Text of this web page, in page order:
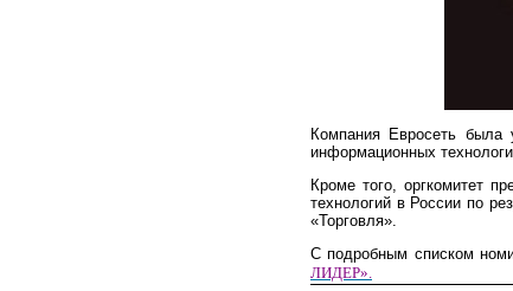
Компания Евросеть была
информационных
Кроме того, оргкомитет
технологий в России по
«Торговля».
С подробным списком
ЛИДЕР».